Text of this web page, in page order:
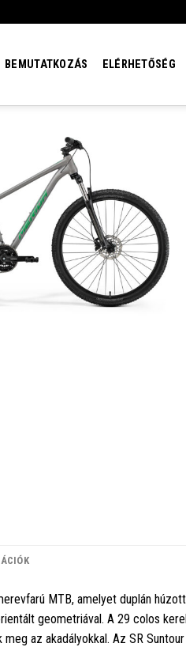
BEMUTATKOZÁS ELÉRHETŐSÉG
MTB, amelyet duplán
geometriával. A 29 colos
az akadályokkal. Az SR